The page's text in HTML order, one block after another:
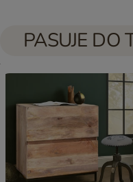
PASUJE DO